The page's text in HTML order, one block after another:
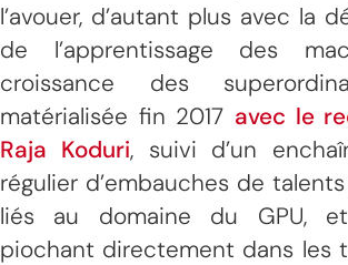
l’avouer, d’autant plus avec la
de l’apprentissage des
croissance des
matérialisée fin 2017 avec le
Raja Koduri, suivi d’un
régulier d’embauches de
liés au domaine du GPU,
piochant directement dans les